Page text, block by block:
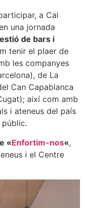
a Cal
una jornada
de bars i
tenir el plaer de
les companyes
de La
Can Capablanca
així com amb
i ateneus del país
«Enfortim-nos«,
i el Centre